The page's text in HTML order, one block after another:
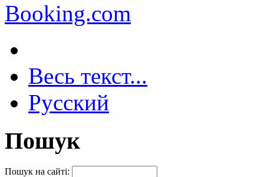
Booking.com
Весь текст...
Русский
Пошук
Пошук на сайті: